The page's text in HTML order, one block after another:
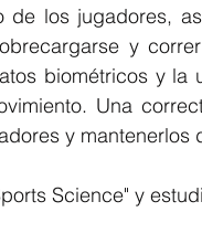
de los jugadores,
y
biométricos y la
Una
y
Science" y